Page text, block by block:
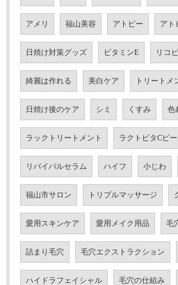
アメリ 福山美容 アトピー アト
日焼け対策グッズ ビタミンE リコ
綺麗は作れる 美白ケア トリートメ
日焼け後のケア シミ くすみ 色
ラックトリートメント ラクトビタCピ
リバイバルセラム ハイフ 小じわ
福山市サロン トリプルマッサージ
愛用スキンケア 愛用メイク用品 毛
詰まり毛穴 毛穴エクストラクション
ハイドラフェイシャル 毛穴の仕組み